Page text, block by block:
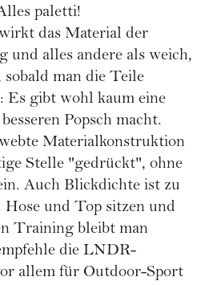
paletti!
das Material der
und alles andere als weich,
sobald man die Teile
Es gibt wohl kaum eine
Popsch macht.
Materialkonstruktion
Stelle "gedrückt", ohne
Auch Blickdichte ist zu
Hose und Top sitzen und
Training bleibt man
die LNDR-
allem für Outdoor-Sport